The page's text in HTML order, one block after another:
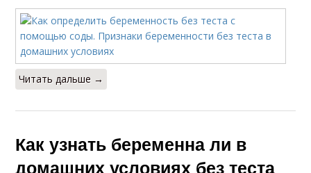
Читать дальше →
Как узнать беременна ли в
домашних условиях без теста